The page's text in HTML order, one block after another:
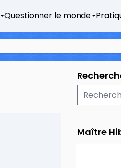
Questionner le monde
Maître